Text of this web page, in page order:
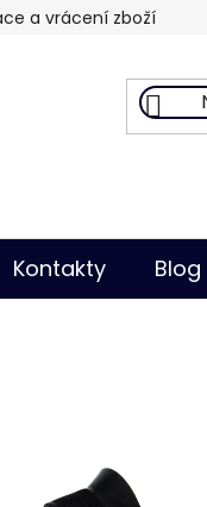
a vrácení zboží
Kontakty Blog